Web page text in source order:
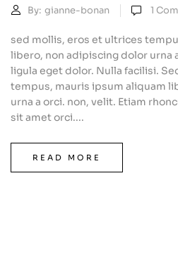
By: gianne-bonan 1
sed mollis, eros et ultrices
libero, non adipiscing dolor urna
ligula eget dolor. Nulla facilisi.
tempus, mauris ipsum aliquam
urna a orci. non, velit. Etiam
sit amet orci....
READ MORE